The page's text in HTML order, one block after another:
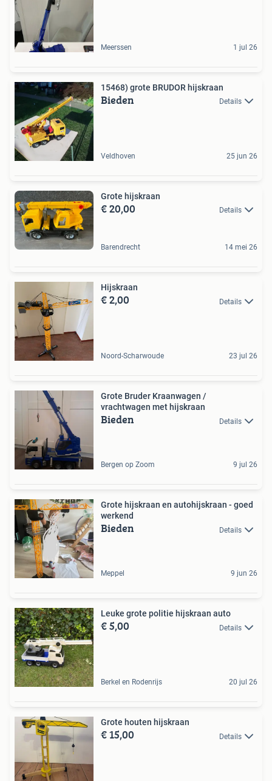
Meerssen 1 jul 26
15468) grote BRUDOR hijskraan
Bieden Details
Veldhoven 25 jun 26
Grote hijskraan
€ 20,00 Details
Barendrecht 14 mei 26
Hijskraan
€ 2,00 Details
Noord-Scharwoude 23 jul 26
Grote Bruder Kraanwagen /
vrachtwagen met hijskraan
Bieden Details
Bergen op Zoom 9 jul 26
Grote hijskraan en autohijskraan - goed
werkend
Bieden Details
Meppel 9 jun 26
Leuke grote politie hijskraan auto
€ 5,00 Details
Berkel en Rodenrijs 20 jul 26
Grote houten hijskraan
€ 15,00 Details